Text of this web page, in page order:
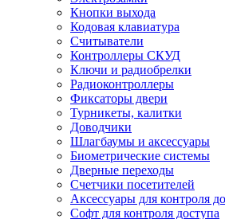
Кнопки выхода
Кодовая клавиатура
Считыватели
Контроллеры СКУД
Ключи и радиобрелки
Радиоконтроллеры
Фиксаторы двери
Турникеты, калитки
Доводчики
Шлагбаумы и аксессуары
Биометрические системы
Дверные переходы
Счетчики посетителей
Аксессуары для контроля
Софт для контроля доступа